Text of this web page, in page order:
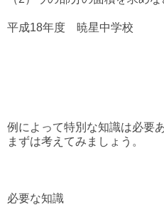
平成18年度 暁星中学校
例によって特別な知識は必要
まずは考えてみましょう。
必要な知識